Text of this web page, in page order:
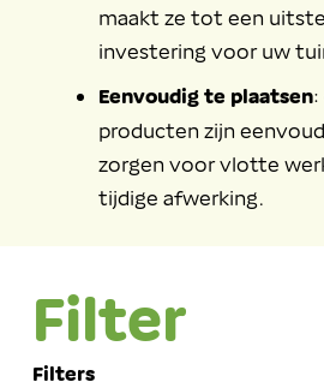
maakt ze tot een
investering voor uw
Eenvoudig te plaatsen:
producten zijn
zorgen voor vlotte
tijdige afwerking.
Filter
Filters